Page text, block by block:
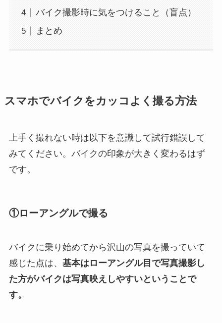
バイク撮影時に気をつけること（盲点）
まとめ
スマホでバイクをカッコよく撮る方法
上手く撮れない時は以下を意識して試行錯誤して
みてください。バイクの印象が大きく変わるはず
です。
①ローアングルで撮る
バイクに乗り始めてから沢山の写真を撮っていて
感じた点は、 基本はローアングル目で写真撮影し
た方がバイクは写真映えしやすいということで
す。